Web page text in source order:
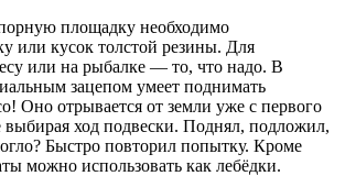
площадку необходимо
или кусок толстой резины. Для
или на рыбалке — то, что надо. В
зацепом умеет поднимать
Оно отрывается от земли уже с первого
выбирая ход подвески. Поднял, подложил,
Быстро повторил попытку. Кроме
можно использовать как лебёдки.